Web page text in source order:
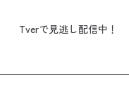
Tverで見逃し配信中！